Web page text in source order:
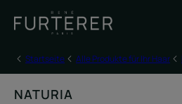
Startseite
Alle Produkte für Ihr Haar
NATURIA